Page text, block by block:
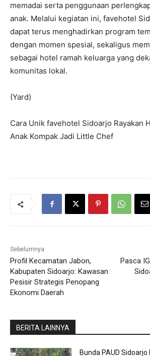
memadai serta penggunaan
anak. Melalui kegiatan ini, favehotel
dapat terus menghadirkan program
dengan momen spesial, sekaligus
sebagai hotel ramah keluarga yang
komunitas lokal.
(Yard)
Cara Unik favehotel Sidoarjo Rayakan
Anak Kompak Jadi Little Chef
Sebelumnya
Profil Kecamatan Jabon,
Kabupaten Sidoarjo: Kawasan
Pesisir Strategis Penopang
Ekonomi Daerah
Pasca
BERITA LAINNYA
Bunda PAUD